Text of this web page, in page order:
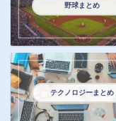
野球まとめ
テクノロジーまとめ